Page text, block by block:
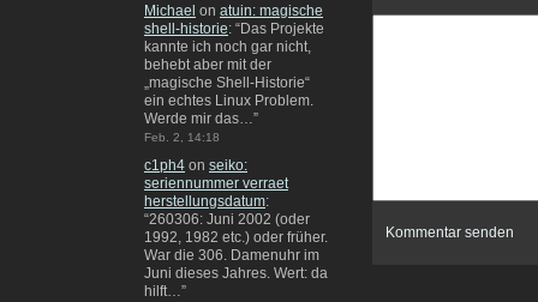
Michael on atuin: magische
shell-historie: “Das Projekte
kannte ich noch gar nicht,
behebt aber mit der
„magische Shell-Historie“
ein echtes Linux Problem.
Werde mir das… ”
Feb. 2, 14:18
c1ph4 on seiko:
seriennummer verraet
herstellungsdatum:
“260306: Juni 2002 (oder
1992, 1982 etc.) oder früher.
War die 306. Damenuhr im
Juni dieses Jahres. Wert: da
hilft…”